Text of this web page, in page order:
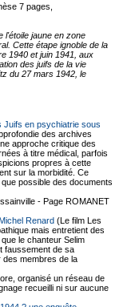
7 pages,
l'étoile jaune en zone
Cette étape ignoble de la
1940 et juin 1941, aux
des juifs de la vie
du 27 mars 1942, le
Juifs en psychiatrie sous
des archives
approche critique des
à titre médical, parfois
propres à cette
sur la morbidité. Ce
possible des documents
- Page ROMANET
Renard (Le film Les
mais entretient des
le chanteur Selim
faussement de sa
des membres de la
organisé un réseau de
recueilli ni sur aucune